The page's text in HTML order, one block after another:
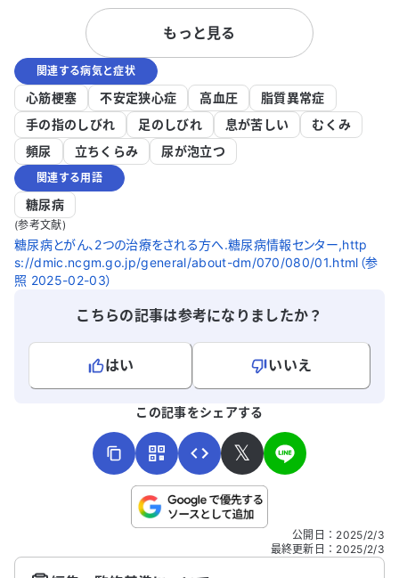
います。アレルギーはありません。 この症
状に対して、どの科を受診すべきか迷って
います。皮膚のしびれや痛みが続く原因を
詳しく知りたいですし、適切な治療法があ
れば教えていただきたいです。どのように
対処すれば良いのか、アドバイスをいただ
けると助かります。
イスをいた
もっと見る
関連する病気と症状
心筋梗塞 不安定狭心症 高血圧
脂質異常症
手の指のしびれ
足のしびれ 息が苦しい
むくみ
頻尿
立ちくらみ 尿が泡立つ
関連する用語
糖尿病
(参考文献)
糖尿病とがん、2つの治療をされる方へ.糖尿病情報センター,http
s://dmic.ncgm.go.jp/general/about-dm/070/080/01.html（参
照 2025-02-03）
こちらの記事は参考になりましたか？
はい
いいえ
こちらは送信専用のフォームです。氏名やご自身の病気の詳細な
この記事をシェアする
𝕏
公開日 ： 2025/2/3
最終更新日 ： 2025/2/3